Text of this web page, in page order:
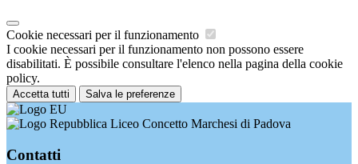
Cookie necessari per il funzionamento
I cookie necessari per il funzionamento non possono essere
disabilitati. È possibile consultare l'elenco nella pagina della cookie
policy.
Accetta tutti Salva le preferenze
Liceo Concetto Marchesi di Padova
Contatti